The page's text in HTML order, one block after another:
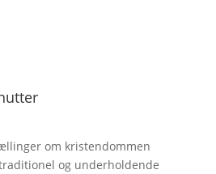
om kristendommen
og underholdende